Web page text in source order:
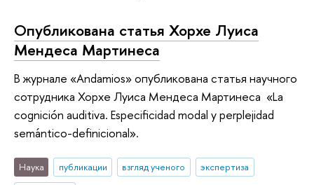
Опубликована статья Хорхе Луиса
Мендеса Мартинеса
В журнале «Andamios» опубликована статья научного
сотрудника Хорхе Луиса Мендеса Мартинеса «La
cognición auditiva. Especificidad modal y perplejidad
semántico-definicional».
Наука публикации взгляд ученого
экспертиза